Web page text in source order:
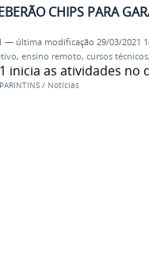
CHIPS PARA
— última modificação 29/03/2021
, ensino remoto, cursos técnicos,
inicia as atividades
PARINTINS / Notícias